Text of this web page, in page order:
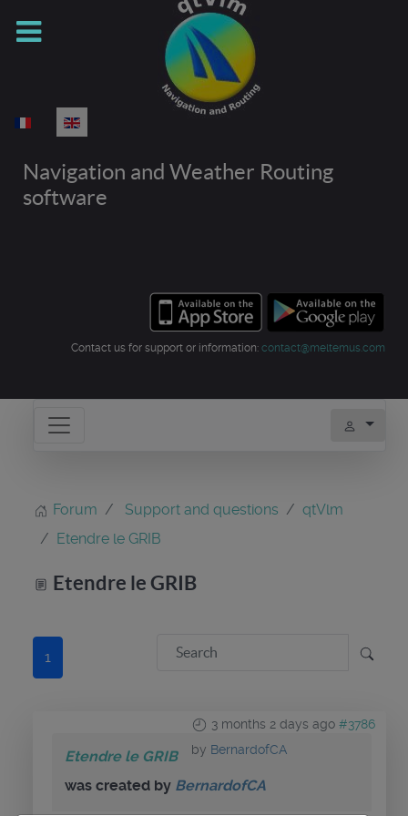
Select your language
Navigation and Weather Routing
software
Contact us for support or information: contact@meltemus.com
Forum Support and questions
qtVlm
Etendre le GRIB
Etendre le GRIB
1
3 months 2 days ago #3786
by BernardofCA
Etendre le GRIB
was created by BernardofCA